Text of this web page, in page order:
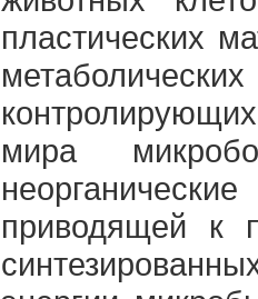
пластических
мира
приводящей к